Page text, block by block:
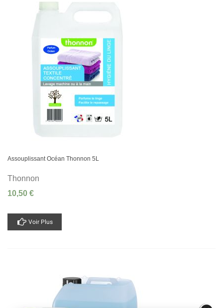
Assouplissant Océan Thonnon 5L
Thonnon
10,50 €
Voir Plus